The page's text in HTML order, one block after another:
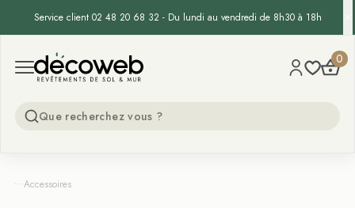
Service client 02 48 20 68 32 - Du lundi au vendredi de 8h30 à 18h
Open menu
Decoweb 0
...Accessoires